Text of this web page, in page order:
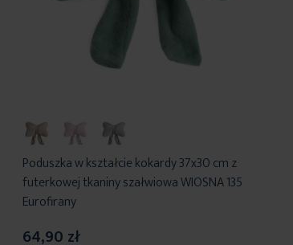
Poduszka w kształcie kokardy 37x30 cm z
futerkowej tkaniny szałwiowa WIOSNA 135
Eurofirany
64,90 zł